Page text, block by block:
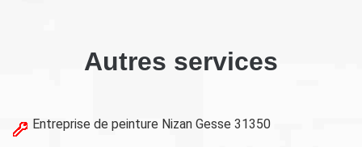
Autres services
Entreprise de peinture Nizan Gesse 31350